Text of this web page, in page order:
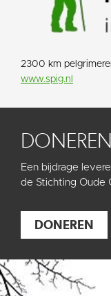
2300 km
www.spig.nl
DONEREN
Een bijdrage
de Stichting Oude
DONEREN